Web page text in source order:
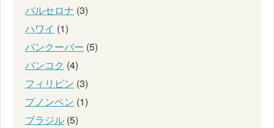
バルセロナ (3)
ハワイ (1)
バンクーバー (5)
バンコク (4)
フィリピン (3)
プノンペン (1)
ブラジル (5)